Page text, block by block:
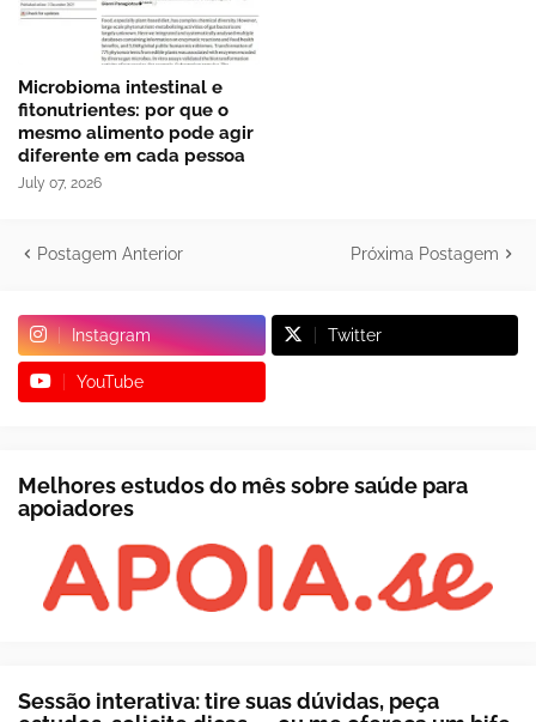
Microbioma intestinal e
fitonutrientes: por que o
mesmo alimento pode agir
diferente em cada pessoa
July 07, 2026
Postagem Anterior Próxima Postagem
Instagram Twitter
YouTube
Melhores estudos do mês sobre saúde para
apoiadores
Sessão interativa: tire suas dúvidas, peça